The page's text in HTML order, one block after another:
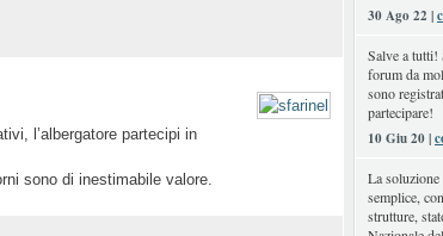
l’albergatore partecipi in
sono di inestimabile valore.
30 Ago 22 |
Salve a tutti!
forum da
sono
partecipare!
10 Giu 20 |
La soluzione
semplice,
strutture,